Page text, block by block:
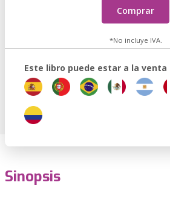
Comprar
*No incluye IVA.
Este libro puede estar a la venta
Sinopsis